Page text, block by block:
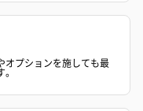
オプションを施しても最
。